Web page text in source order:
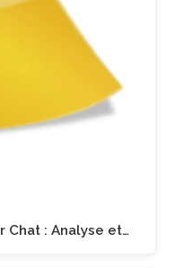
Chat : Analyse et…